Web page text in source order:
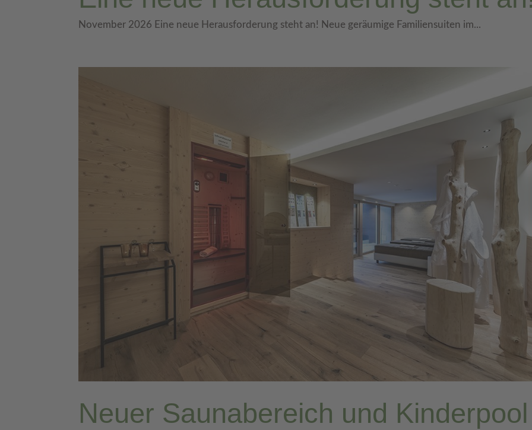
November 2026 Eine neue Herausforderung steht an! Neue geräumige Familiensuiten im...
Neuer Saunabereich und Kinderpool